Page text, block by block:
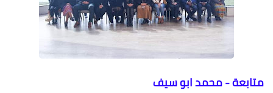
متابعة - محمد ابو سيف